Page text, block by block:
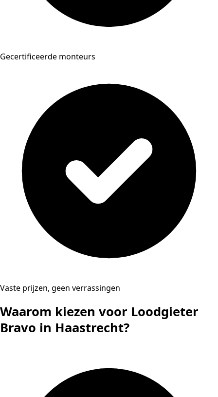
Gecertificeerde monteurs
Vaste prijzen, geen verrassingen
Waarom kiezen voor Loodgieter
Bravo in Haastrecht?